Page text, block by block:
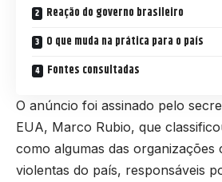
Reação do governo brasileiro
O que muda na prática para o país
Fontes consultadas
O anúncio foi assinado pelo
EUA, Marco Rubio, que
como algumas das organizações
violentas do país, responsáveis